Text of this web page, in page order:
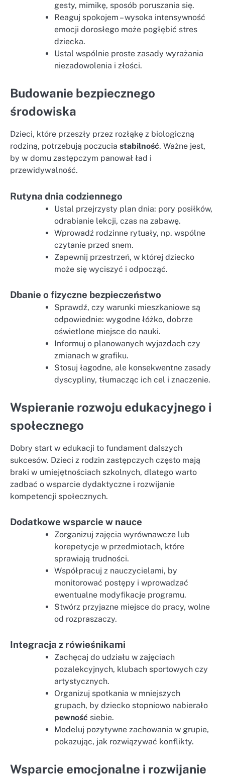
gesty, mimikę, sposób poruszania się.
Reaguj spokojem – wysoka intensywność
emocji dorosłego może pogłębić stres
dziecka.
Ustal wspólnie proste zasady wyrażania
niezadowolenia i złości.
Budowanie bezpiecznego
środowiska
Dzieci, które przeszły przez rozłąkę z biologiczną
rodziną, potrzebują poczucia stabilność. Ważne jest,
by w domu zastępczym panował ład i
przewidywalność.
Rutyna dnia codziennego
Ustal przejrzysty plan dnia: pory posiłków,
odrabianie lekcji, czas na zabawę.
Wprowadź rodzinne rytuały, np. wspólne
czytanie przed snem.
Zapewnij przestrzeń, w której dziecko
może się wyciszyć i odpocząć.
Dbanie o fizyczne bezpieczeństwo
Sprawdź, czy warunki mieszkaniowe są
odpowiednie: wygodne łóżko, dobrze
oświetlone miejsce do nauki.
Informuj o planowanych wyjazdach czy
zmianach w grafiku.
Stosuj łagodne, ale konsekwentne zasady
dyscypliny, tłumacząc ich cel i znaczenie.
Wspieranie rozwoju edukacyjnego i
społecznego
Dobry start w edukacji to fundament dalszych
sukcesów. Dzieci z rodzin zastępczych często mają
braki w umiejętnościach szkolnych, dlatego warto
zadbać o wsparcie dydaktyczne i rozwijanie
kompetencji społecznych.
Dodatkowe wsparcie w nauce
Zorganizuj zajęcia wyrównawcze lub
korepetycje w przedmiotach, które
sprawiają trudności.
Współpracuj z nauczycielami, by
monitorować postępy i wprowadzać
ewentualne modyfikacje programu.
Stwórz przyjazne miejsce do pracy, wolne
od rozpraszaczy.
Integracja z rówieśnikami
Zachęcaj do udziału w zajęciach
pozalekcyjnych, klubach sportowych czy
artystycznych.
Organizuj spotkania w mniejszych
grupach, by dziecko stopniowo nabierało
pewność siebie.
Modeluj pozytywne zachowania w grupie,
pokazując, jak rozwiązywać konflikty.
Wsparcie emocjonalne i rozwijanie